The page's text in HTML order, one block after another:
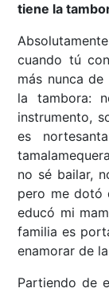
tiene la
cuando tú
más nunca
la tambora:
instrumento,
es
no sé bailar,
pero me dotó
educó mi
familia es
enamorar de
Partiendo de